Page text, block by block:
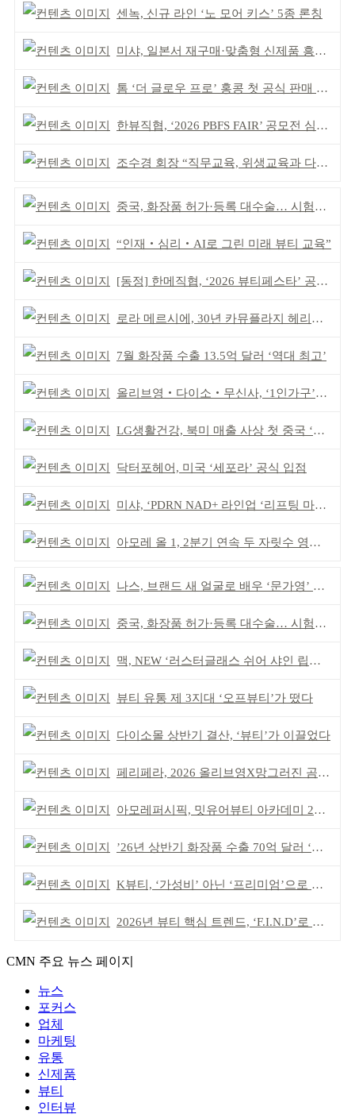
센녹, 신규 라인 ‘노 모어 키스’ 5종 론칭
미샤, 일본서 재구매·맞춤형 신제품 흥행 ‘쌍끌이’
톰 ‘더 글로우 프로’ 홍콩 첫 공식 판매 완판
한뷰직협, ‘2026 PBFS FAIR’ 공모전 심사 성료
조수경 회장 “직무교육, 위생교육과 다르다”
중국, 화장품 허가·등록 대수술… 시험자료 공용 허용
“인재‧심리‧AI로 그린 미래 뷰티 교육”
[동정] 한메직협, ‘2026 뷰티페스타’ 공동 주최
로라 메르시에, 30년 카뮤플라지 헤리티지 담아
7월 화장품 수출 13.5억 달러 ‘역대 최고’
올리브영‧다이소‧무신사, ‘1인가구’가 이끈다
LG생활건강, 북미 매출 사상 첫 중국 ‘추월’
닥터포헤어, 미국 ‘세포라’ 공식 입점
미샤, ‘PDRN NAD+ 라인업 ‘리프팅 마스크’ 출시
아모레 올 1, 2분기 연속 두 자릿수 영업이익률 기록
나스, 브랜드 새 얼굴로 배우 ‘문가영’ 발탁
중국, 화장품 허가·등록 대수술… 시험자료 공용 허용
맥, NEW ‘러스터글래스 쉬어 샤인 립스틱’ 출시
뷰티 유통 제 3지대 ‘오프뷰티’가 떴다
다이소몰 상반기 결산, ‘뷰티’가 이끌었다
페리페라, 2026 올리브영X망그러진 곰 콜라보
아모레퍼시픽, 밋유어뷰티 아카데미 2기 발대식
’26년 상반기 화장품 수출 70억 달러 ‘역대 최고’
K뷰티, ‘가성비’ 아닌 ‘프리미엄’으로 승부걸어야
2026년 뷰티 핵심 트렌드, ‘F.I.N.D’로 읽는다
CMN 주요 뉴스 페이지
뉴스
포커스
업체
마케팅
유통
신제품
뷰티
인터뷰